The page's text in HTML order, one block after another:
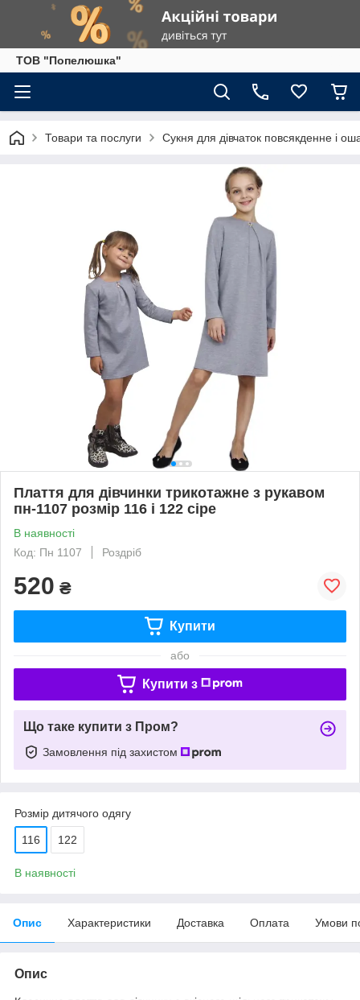
ТОВ "Попелюшка"
Товари та послуги Сукня для дівчаток повсякденне і
Плаття для дівчинки трикотажне з рукавом
пн-1107 розмір 116 і 122 сіре
В наявності
Код: Пн 1107
Роздріб
520 ₴
Купити
або
Купити з
Що таке купити з Пром?
Замовлення під захистом
Розмір дитячого одягу
116 122
В наявності
Опис Характеристики Доставка Оплата Умови
Опис